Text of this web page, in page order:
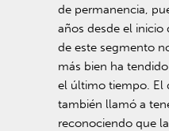
de permanencia,
años desde el inicio
de este segmento
más bien ha
el último tiempo. El
también llamó a
reconociendo que